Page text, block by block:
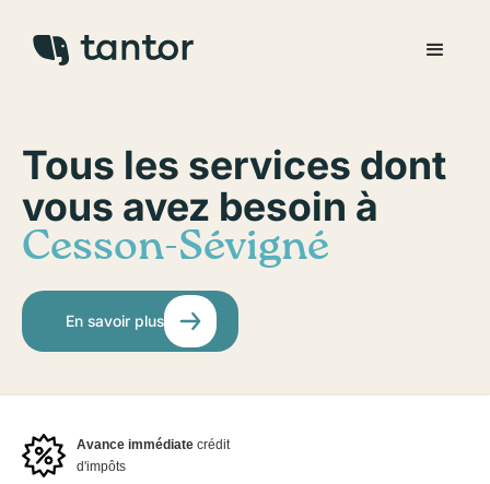
Tous les services dont
vous avez besoin à
Cesson-Sévigné
En savoir plus
Avance immédiate crédit
d'impôts